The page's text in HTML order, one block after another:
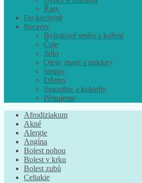
Řasy
Do kuchyně
Recepty
Bylinkové směsi a koření
Čaje
Jídlo
Oleje, masti a tinktury
Sirupy
Džemy
Smoothie a koktejly
Pěstujeme
Afrodiziakum
Akné
Alergie
Angína
Bolest nohou
Bolest v krku
Bolest zubů
Celiakie